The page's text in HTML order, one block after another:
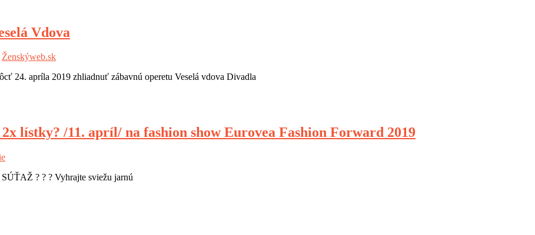
Vdova
Ženskýweb.sk
24. apríla 2019 zhliadnuť zábavnú operetu Veselá vdova Divadla
lístky? /11. apríl/ na fashion show Eurovea Fashion Forward 2019
? ? ? Vyhrajte sviežu jarnú